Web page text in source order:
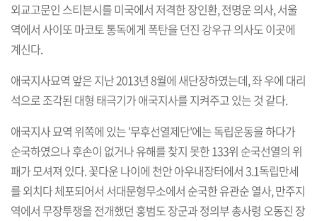
외교고문인 스티븐시를 미국에서 저격한 장인환, 전명운 의사, 서울
역에서 사이또 마코토 통독에게 폭탄을 던진 강우규 의사도 이곳에
계신다.
애국지사묘역 앞은 지난 2013년 8월에 새단장하였는데, 좌 우에 대리
석으로 조각된 대형 태극기가 애국지사를 지켜주고 있는 것 같다.
애국지사 묘역 위쪽에 있는 '무후선열제단'에는 독립운동을 하다가
순국하였으나 후손이 없거나 유해를 찾지 못한 133위 순국선열의 위
패가 모셔져 있다. 꽃다운 나이에 천안 아우내장터에서 3.1독립만세
를 외치다 체포되어서 서대문형무소에서 순국한 유관순 열사, 만주지
역에서 무장투쟁을 전개했던 홍범도 장군과 정의부 총사령 오동진 장